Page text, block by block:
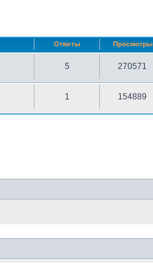
Ответы Просмотры
5 270571
1 154889